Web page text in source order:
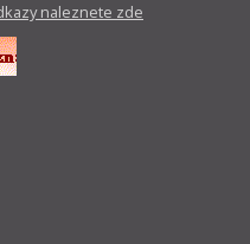
naleznete zde